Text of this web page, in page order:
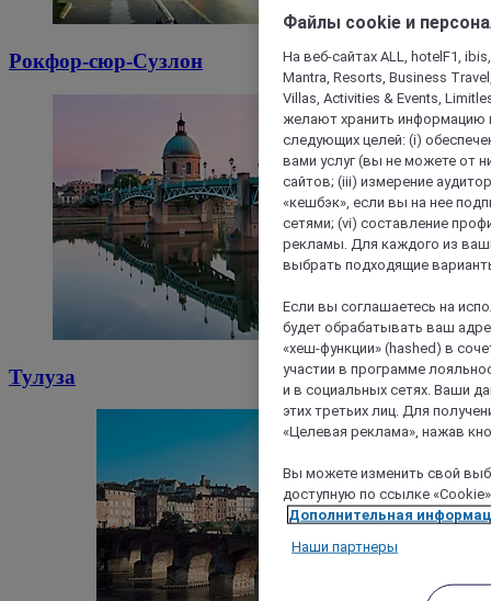
Рокфор-сюр-Сузлон
Тулуза
Файлы cookie и
На веб-сайтах ALL, hotelF1,
Mantra, Resorts, Business
Villas, Activities & Events,
желают хранить информацию
следующих целей: (i)
вами услуг (вы не можете от
сайтов; (iii) измерение
«кешбэк», если вы на нее
сетями; (vi) составление
рекламы. Для каждого из
выбрать подходящие
Если вы соглашаетесь на
будет обрабатывать ваш
«хеш-функции» (hashed) в
участии в программе
и в социальных сетях. Ваши
этих третьих лиц. Для
«Целевая реклама», нажав
Вы можете изменить свой
доступную по ссылке
Дополнительная
Наши партнеры